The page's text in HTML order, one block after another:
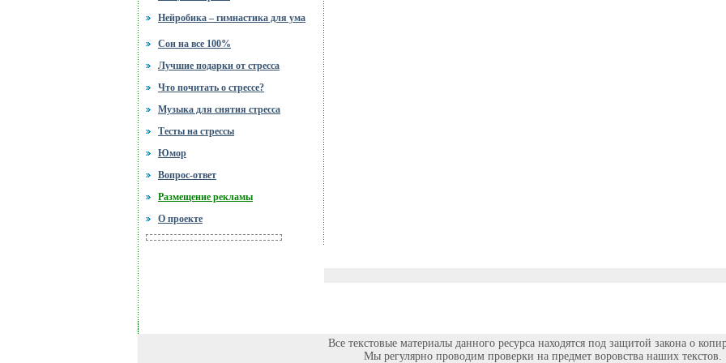
Нейробика – гимнастика для ума
Сон на все 100%
Лучшие подарки от стресса
Что почитать о стрессе?
Музыка для снятия стресса
Тесты на стрессы
Юмор
Вопрос-ответ
Размещение рекламы
О проекте
Все текстовые материалы данного ресурса находятся под защитой закона о
Мы регулярно проводим проверки на предмет воровства наших текстов.